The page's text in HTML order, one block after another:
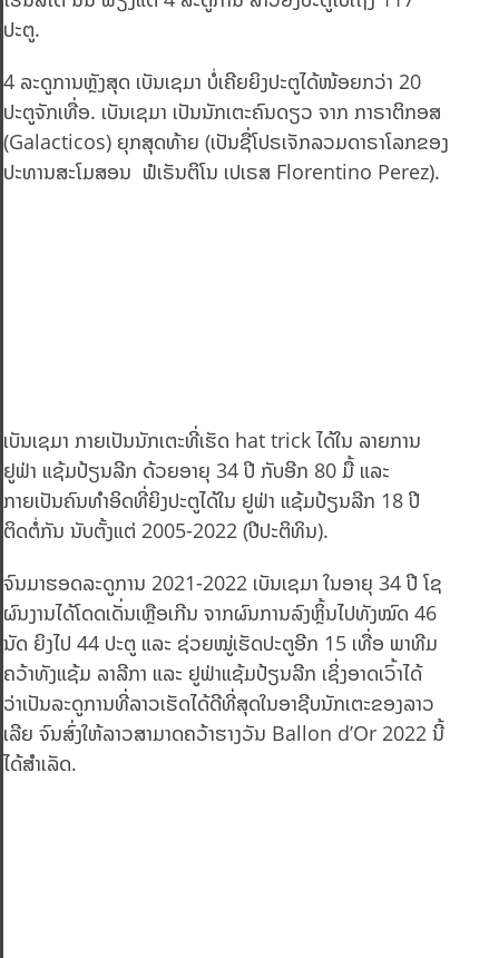
ປະຕູ.
4 ລະດູການຫຼັງສຸດ ເບັນເຊມາ ບໍ່ເຄີຍຍິງປະຕູໄດ້ໜ້ອຍກວ່າ 20
ປະຕູຈັກເທື່ອ. ເບັນເຊມາ ເປັນນັກເຕະຄົນດຽວ ຈາກ ກາຣາຕິກອສ
(Galacticos) ຍຸກສຸດທ້າຍ (ເປັນຊື່ໂປຣເຈັກລວມດາຣາໂລກຂອງ
ປະທານສະໂມສອນ ຟໍເຣັນຕິໂນ ເປເຣສ Florentino Perez).
ເບັນເຊມາ ກາຍເປັນນັກເຕະທີ່ເຮັດ hat trick ໄດ້ໃນ ລາຍການ
ຢູຟ່າ ແຊ້ມປ້ຽນລີກ ດ້ວຍອາຍຸ 34 ປີ ກັບອີກ 80 ມື້ ແລະ
ກາຍເປັນຄົນທໍາອິດທີ່ຍິງປະຕູໄດ້ໃນ ຢູຟ່າ ແຊ້ມປ້ຽນລີກ 18 ປີ
ຕິດຕໍ່ກັນ ນັບຕັ້ງແຕ່ 2005-2022 (ປີປະຕິທິນ).
ຈົນມາຮອດລະດູການ 2021-2022 ເບັນເຊມາ ໃນອາຍຸ 34 ປີ ໂຊ
ຜົນງານໄດ້ໂດດເດັ່ນເຫຼືອເກີນ ຈາກຜົນການລົງຫຼິ້ນໄປທັງໝົດ 46
ນັດ ຍິງໄປ 44 ປະຕູ ແລະ ຊ່ວຍໝູ່ເຮັດປະຕູອີກ 15 ເທື່ອ ພາທີມ
ຄວ້າທັງແຊ້ມ ລາລີກາ ແລະ ຢູຟ່າແຊ້ມປ້ຽນລີກ ເຊິ່ງອາດເວົ້າໄດ້
ວ່າເປັນລະດູການທີ່ລາວເຮັດໄດ້ດີທີ່ສຸດໃນອາຊີບນັກເຕະຂອງລາວ
ເລີຍ ຈົນສົ່ງໃຫ້ລາວສາມາດຄວ້າຮາງວັນ Ballon d’Or 2022 ນີ້
ໄດ້ສຳເລັດ.